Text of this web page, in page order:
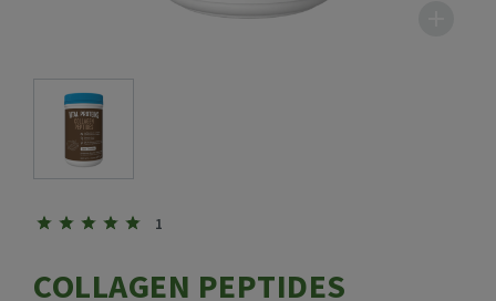
1
COLLAGEN PEPTIDES